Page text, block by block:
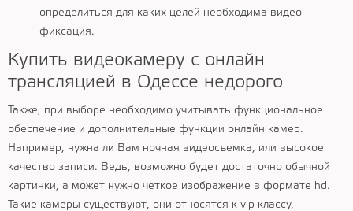
определиться для каких целей необходима видео
фиксация.
Купить видеокамеру с онлайн
трансляцией в Одессе недорого
Также, при выборе необходимо учитывать функциональное
обеспечение и дополнительные функции онлайн камер.
Например, нужна ли Вам ночная видеосъемка, или высокое
качество записи. Ведь, возможно будет достаточно обычной
картинки, а может нужно четкое изображение в формате hd.
Такие камеры существуют, они относятся к vip-классу,